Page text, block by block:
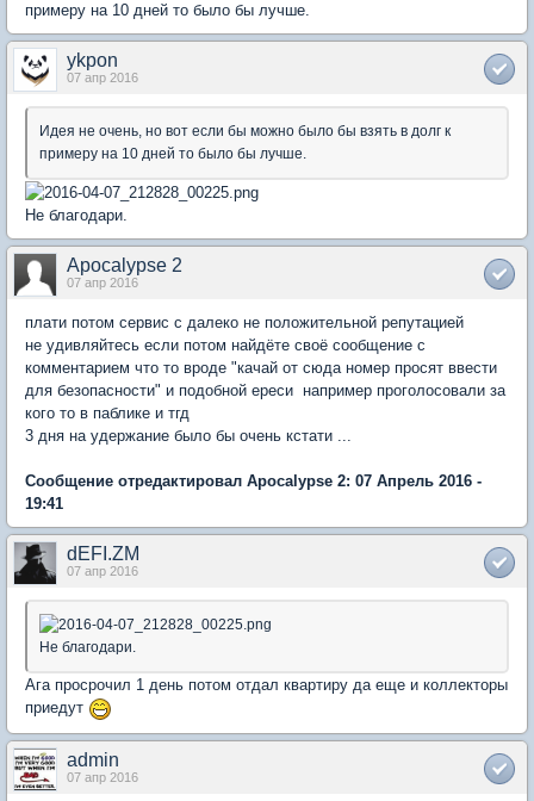
примеру на 10 дней то было бы лучше.
ykpon
07 апр 2016
Идея не очень, но вот если бы можно было бы взять в долг к
примеру на 10 дней то было бы лучше.
Не благодари.
Apocalypse 2
07 апр 2016
плати потом сервис с далеко не положительной репутацией
не удивляйтесь если потом найдёте своё сообщение с
комментарием что то вроде "качай от сюда номер просят ввести
для безопасности" и подобной ереси например проголосовали за
кого то в паблике и тгд
3 дня на удержание было бы очень кстати ...
Сообщение отредактировал Apocalypse 2: 07 Апрель 2016 -
19:41
dEFI.ZM
07 апр 2016
Не благодари.
Ага просрочил 1 день потом отдал квартиру да еще и коллекторы
приедут
admin
07 апр 2016